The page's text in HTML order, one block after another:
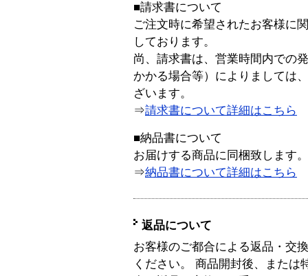
■請求書について
ご注文時に希望されたお客様に
しております。
尚、請求書は、営業時間内での
かかる場合等）によりましては
ざいます。
⇒請求書について詳細はこちら
■納品書について
お届けする商品に同梱致します。
⇒納品書について詳細はこちら
返品について
お客様のご都合による返品・交
ください。 商品開封後、または